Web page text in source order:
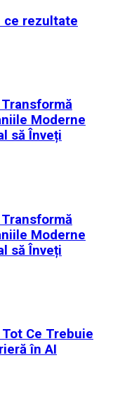
ce rezultate
Moderne
să Înveți
Moderne
să Înveți
Ce Trebuie
în AI